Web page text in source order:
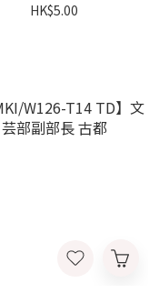
HK$5.00